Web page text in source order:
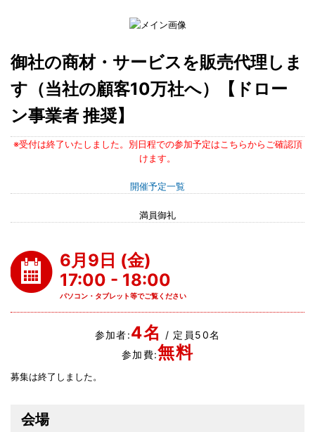
御社の商材・サービスを販売代理しま
す（当社の顧客10万社へ）【ドロー
ン事業者 推奨】
※受付は終了いたしました。別日程での参加予定はこちらからご確認頂
けます。
開催予定一覧
満員御礼
6月9日 (金)
17:00 - 18:00
パソコン・タブレット等でご覧ください
参加者:4名
/ 定員50名
参加費:無料
募集は終了しました。
会場